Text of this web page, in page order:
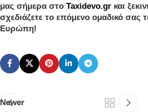
μας σήμερα στο Taxidevo.gr και
σχεδιάζετε το επόμενο ομαδικό σας
Ευρώπη!
Newer